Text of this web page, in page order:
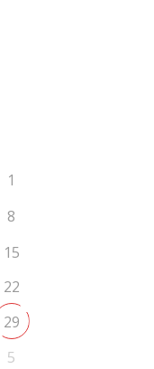
1
8
15
22
29
5